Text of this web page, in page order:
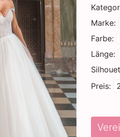
Marke
Farbe
Länge
Preis